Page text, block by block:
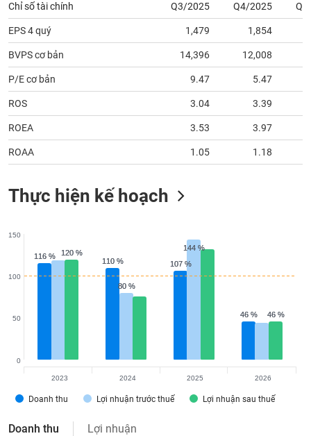
Chỉ số tài chính Q3/2025 Q4/2025
EPS 4 quý 1,479 1,854
BVPS cơ bản 14,396 12,008
P/E cơ bản 9.47 5.47
ROS 3.04 3.39
ROEA 3.53 3.97
ROAA 1.05 1.18
Thực hiện kế hoạch
116 %
116 %
110 %
110 % 107 %
107 %
46 %
46 %
80 %
80 %
144 %
144 %
120 %
120 %
46 %
46 %
Doanh thu Lợi nhuận trước thuế Lợi nhuận sau thuế
0
50
100
150
2023 2024 2025 2026
Doanh thu Lợi nhuận